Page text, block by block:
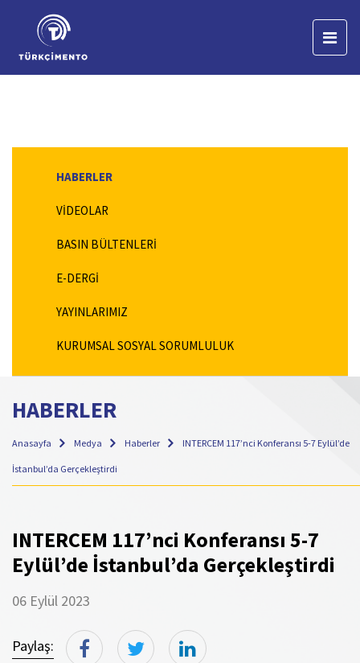
HABERLER
VİDEOLAR
BASIN BÜLTENLERİ
E-DERGİ
YAYINLARIMIZ
KURUMSAL SOSYAL SORUMLULUK
HABERLER
Anasayfa Medya Haberler INTERCEM 117’nci Konferansı 5-7 Eylül’de
İstanbul’da Gerçekleştirdi
INTERCEM 117’nci Konferansı 5-7
Eylül’de İstanbul’da Gerçekleştirdi
06 Eylül 2023
Paylaş: